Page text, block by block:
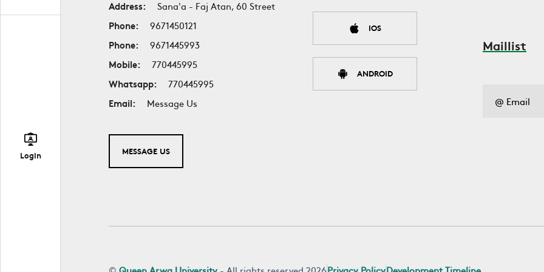
Login
Address:
Sana'a - Faj Atan, 60 Street
Phone:
9671450121
Phone:
9671445993
Mobile:
770445995
Whatsapp:
770445995
Email:
Message Us
MESSAGE US
IOS
ANDROID
Maillist